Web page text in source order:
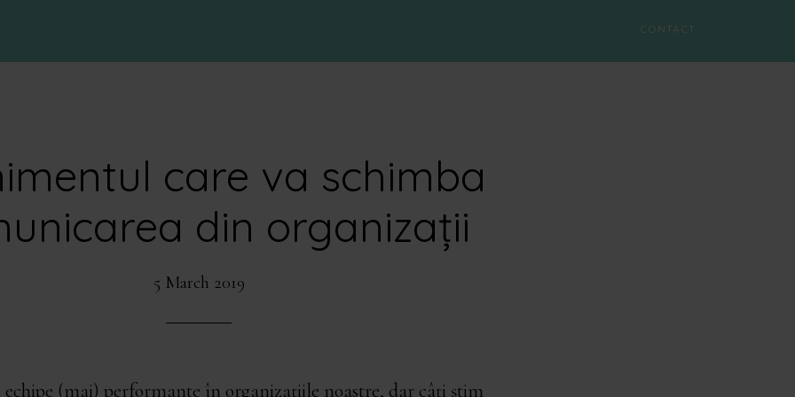
CONTACT
care va schimba
din organizații
5 March 2019
(mai) performante în organizațiile noastre, dar câți știm